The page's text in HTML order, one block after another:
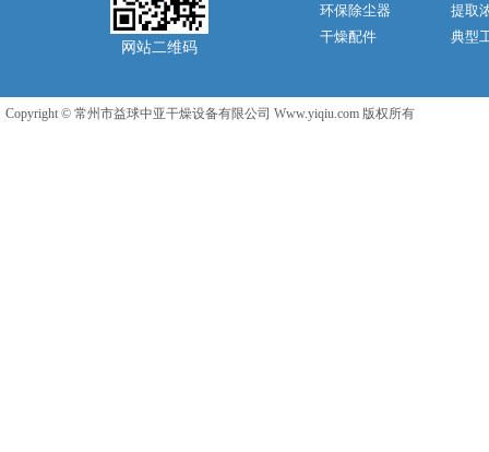
网站二维码
环保除尘器
提取
干燥配件
典型
Copyright © 常州市益球中亚干燥设备有限公司 Www.yiqiu.com 版权所有